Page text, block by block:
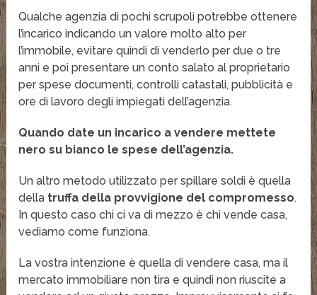
Qualche agenzia di pochi scrupoli potrebbe ottenere
l’incarico indicando un valore molto alto per
l’immobile, evitare quindi di venderlo per due o tre
anni e poi presentare un conto salato al proprietario
per spese documenti, controlli catastali, pubblicità e
ore di lavoro degli impiegati dell’agenzia.
Quando date un incarico a vendere mettete
nero su bianco le spese dell’agenzia.
Un altro metodo utilizzato per spillare soldi è quella
della truffa della provvigione del compromesso.
In questo caso chi ci va di mezzo è chi vende casa,
vediamo come funziona.
La vostra intenzione è quella di vendere casa, ma il
mercato immobiliare non tira e quindi non riuscite a